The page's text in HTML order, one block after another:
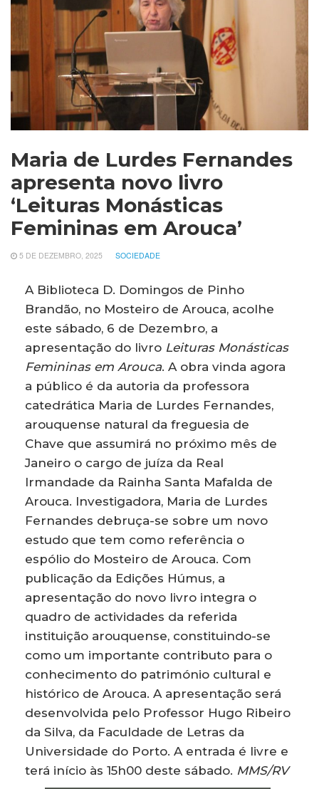
Maria de Lurdes Fernandes
apresenta novo livro
‘Leituras Monásticas
Femininas em Arouca’
5 DE DEZEMBRO, 2025 SOCIEDADE
A Biblioteca D. Domingos de Pinho
Brandão, no Mosteiro de Arouca, acolhe
este sábado, 6 de Dezembro, a
apresentação do livro Leituras Monásticas
Femininas em Arouca. A obra vinda agora
a público é da autoria da professora
catedrática Maria de Lurdes Fernandes,
arouquense natural da freguesia de
Chave que assumirá no próximo mês de
Janeiro o cargo de juíza da Real
Irmandade da Rainha Santa Mafalda de
Arouca. Investigadora, Maria de Lurdes
Fernandes debruça-se sobre um novo
estudo que tem como referência o
espólio do Mosteiro de Arouca. Com
publicação da Edições Húmus, a
apresentação do novo livro integra o
quadro de actividades da referida
instituição arouquense, constituindo-se
como um importante contributo para o
conhecimento do património cultural e
histórico de Arouca. A apresentação será
desenvolvida pelo Professor Hugo Ribeiro
da Silva, da Faculdade de Letras da
Universidade do Porto. A entrada é livre e
terá início às 15h00 deste sábado. MMS/RV